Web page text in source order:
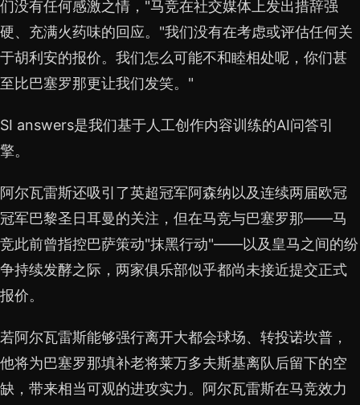
们没有任何感激之情，"马竞在社交媒体上发出措辞强
硬、充满火药味的回应。"我们没有在考虑或评估任何关
于胡利安的报价。我们怎么可能不和睦相处呢，你们甚
至比巴塞罗那更让我们发笑。"
SI answers是我们基于人工创作内容训练的AI问答引
擎。
阿尔瓦雷斯还吸引了英超冠军阿森纳以及连续两届欧冠
冠军巴黎圣日耳曼的关注，但在马竞与巴塞罗那——马
竞此前曾指控巴萨策动"抹黑行动"——以及皇马之间的纷
争持续发酵之际，两家俱乐部似乎都尚未接近提交正式
报价。
若阿尔瓦雷斯能够强行离开大都会球场、转投诺坎普，
他将为巴塞罗那填补老将莱万多夫斯基离队后留下的空
缺，带来相当可观的进攻实力。阿尔瓦雷斯在马竞效力